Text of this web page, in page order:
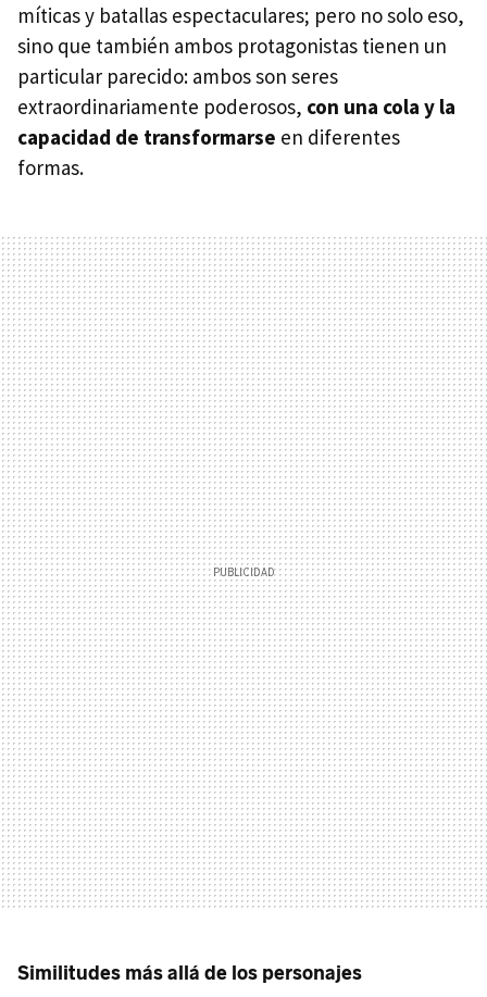
míticas y batallas espectaculares; pero no solo eso,
sino que también ambos protagonistas tienen un
particular parecido: ambos son seres
extraordinariamente poderosos, con una cola y la
capacidad de transformarse en diferentes
formas.
Similitudes más allá de los personajes